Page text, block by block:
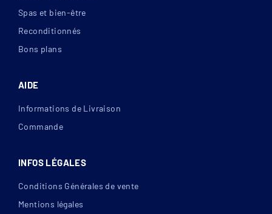
Spas et bien-être
Reconditionnés
Bons plans
AIDE
Informations de Livraison
Commande
INFOS LÉGALES
Conditions Générales de vente
Mentions légales